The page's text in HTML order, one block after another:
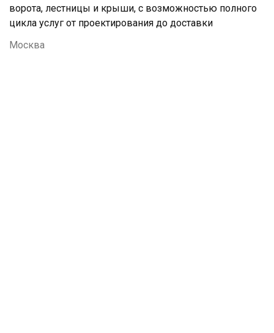
ворота, лестницы и крыши, с возможностью полного
цикла услуг от проектирования до доставки
Москва